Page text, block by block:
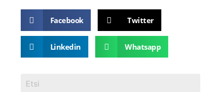
Facebook Twitter
Linkedin Whatsapp